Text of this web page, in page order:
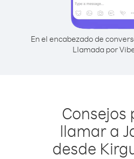
En el encabezado de
Llamada por
Consejos
llamar a
desde